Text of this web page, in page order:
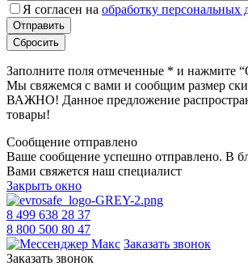
Я согласен на обработку персональных
Заполните поля отмеченные * и нажмите
Мы свяжемся с вами и сообщим размер
ВАЖНО! Данное предложение
товары!
Сообщение отправлено
Ваше сообщение успешно отправлено. В
Вами свяжется наш специалист
Закрыть окно
8 499 638 28 37
8 800 500 80 47
Заказать звонок
Заказать звонок